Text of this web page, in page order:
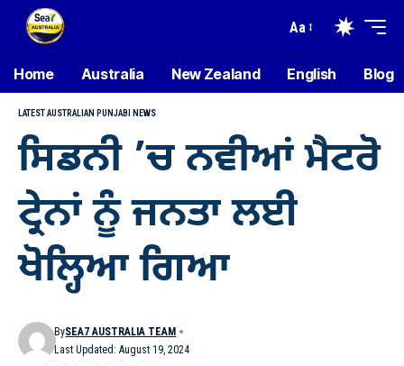
Aa
Home Australia New Zealand English Blog
LATEST AUSTRALIAN PUNJABI NEWS
ਸਿਡਨੀ ’ਚ ਨਵੀਆਂ ਮੈਟਰੋ
ਟ੍ਰੇਨਾਂ ਨੂੰ ਜਨਤਾ ਲਈ
ਖੋਲ੍ਹਿਆ ਗਿਆ
Last Updated: August 19, 2024
BySEA7 AUSTRALIA TEAM